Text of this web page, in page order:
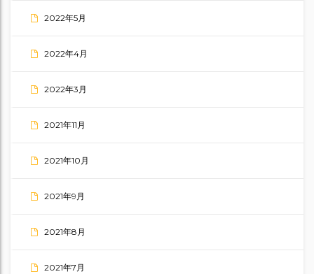
2022年5月
2022年4月
2022年3月
2021年11月
2021年10月
2021年9月
2021年8月
2021年7月